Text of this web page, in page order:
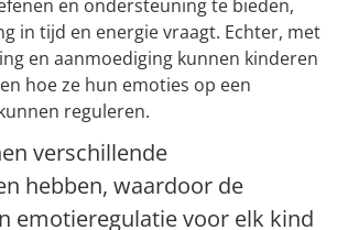
en ondersteuning te bieden,
in tijd en energie vraagt. Echter, met
en aanmoediging kunnen kinderen
hoe ze hun emoties op een
reguleren.
verschillende
hebben, waardoor de
emotieregulatie voor elk kind